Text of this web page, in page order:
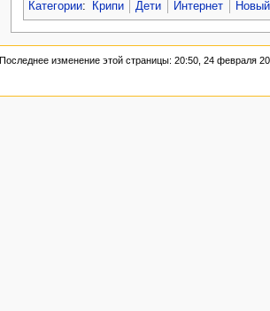
Категории: Крипи Дети Интернет
Последнее изменение этой страницы: 20:50, 24 февраля